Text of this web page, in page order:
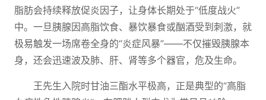
脂肪会持续释放促炎因子，让身体长期处于“低度战火”
中。一旦胰腺因高脂饮食、暴饮暴食或酗酒受到刺激，就
极易触发一场席卷全身的“炎症风暴”——不仅摧毁胰腺本
身，还会迅速波及肺、肝、肾等多个器官，危及生命。
王先生入院时甘油三酯水平极高，正是典型的“高脂